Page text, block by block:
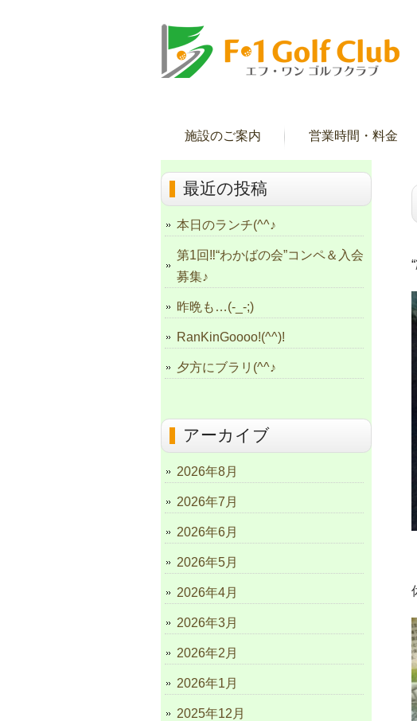
施設のご案内 営業時間・料金
最近の投稿
本日のランチ(^^♪
第1回‼“わかばの会”コンペ＆入会
募集♪
昨晩も…(-_-;)
RanKinGoooo!(^^)!
夕方にブラリ(^^♪
アーカイブ
2026年8月
2026年7月
2026年6月
2026年5月
2026年4月
2026年3月
2026年2月
2026年1月
2025年12月